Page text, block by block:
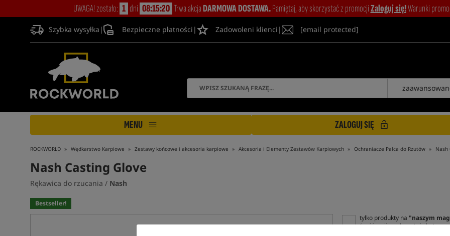
UWAGA! zostało: 1 dni 08:15:19 Trwa akcjaDARMOWA DOSTAWA.Pamiętaj, aby skorzystać z promocjiZaloguj się!Warunki
Szybka wysyłka | Bezpieczne płatności | Zadowoleni klienci | [email protected]
MENU ZALOGUJ SIĘ
ROCKWORLD Wędkarstwo Karpiowe Zestawy końcowe i akcesoria karpiowe Akcesoria i Elementy Zestawów Karpiowych Ochraniacze Palca do Rzutów Nash
Nash Casting Glove
Rękawica do rzucania / Nash
Bestseller!
tylko produkty na "naszym
(część opcji mogła zostać ukryta